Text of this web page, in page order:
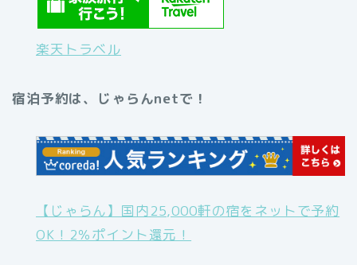
楽天トラベル
宿泊予約は、じゃらんnetで！
【じゃらん】国内25,000軒の宿をネットで予約
OK！2％ポイント還元！